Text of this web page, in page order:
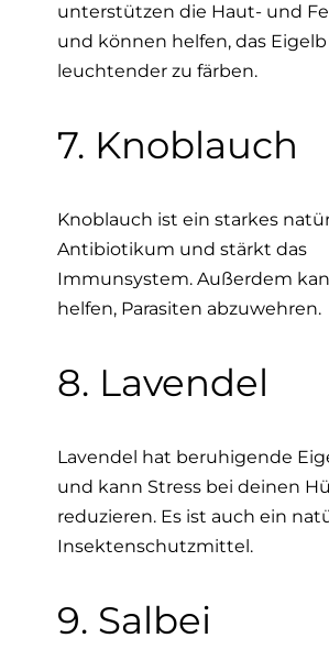
unterstützen die Haut- und
und können helfen, das Eigelb
leuchtender zu färben.
7. Knoblauch
Knoblauch ist ein starkes
Antibiotikum und stärkt das
Immunsystem. Außerdem
helfen, Parasiten abzuwehren.
8. Lavendel
Lavendel hat beruhigende
und kann Stress bei deinen
reduzieren. Es ist auch ein
Insektenschutzmittel.
9. Salbei